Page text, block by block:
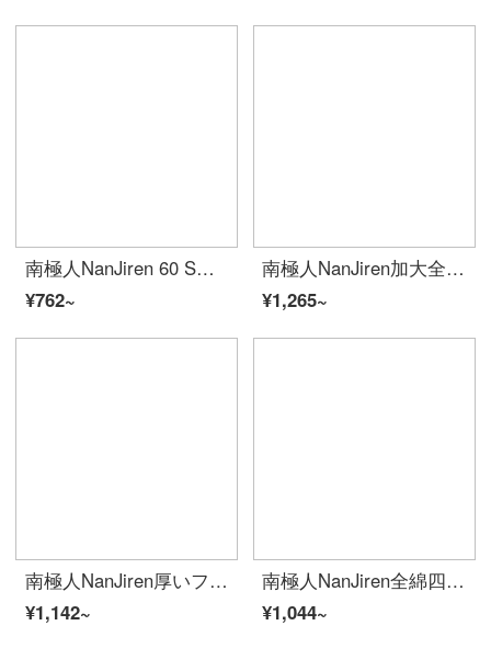
南極人NanJiren 60 S本の長い綿花の刺繍布団カバー200*230 cmの綿布団用品綿100%カバー
¥762~
南極人NanJiren加大全綿四点セット簡単純綿寝具ダブル布団セット220*240 cmシーツ枕カバー1.8/2 mベッド
¥1,265~
南極人NanJiren厚いフランネルの四点セット冬の保温両面サンゴのビロード水晶のパイナップルの寝具1.5/1.8メートルのベッドのシーツの枕カバー
¥1,142~
南極人NanJiren全綿四点セットシンプルな寝具ダブル布団カバー200*230 cmシーツ枕カバー1.5/1.8メートルベッド雅格
¥1,044~